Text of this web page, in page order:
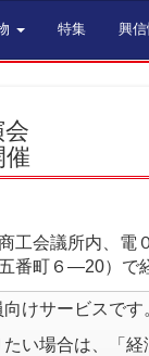
特集 興
催
工会議所内、
番町６―20）で
けサービスです
い場合は、「